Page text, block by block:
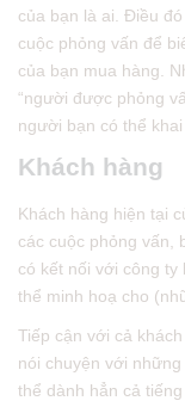
của bạn là ai. Điều
cuộc phỏng vấn để
của bạn mua hàng.
“người được phỏng
người bạn có thể
Khách hàng
Khách hàng hiện tại
các cuộc phỏng vấn,
có kết nối với công
thể minh hoạ cho
Tiếp cận với cả khách
nói chuyện với
thể dành hẳn cả